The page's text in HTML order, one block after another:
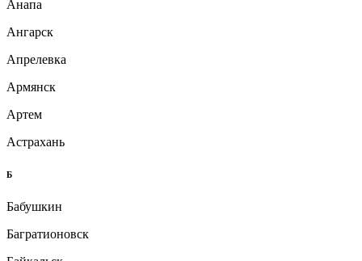
Анапа
Ангарск
Апрелевка
Армянск
Артем
Астрахань
Б
Бабушкин
Багратионовск